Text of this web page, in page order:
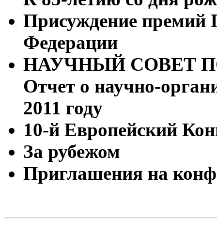
Присуждение премий
Федерации
НАУЧНЫЙ СОВЕТ
Отчет о научно-
2011 году
10-й Европейский
За рубежом
Приглашения на